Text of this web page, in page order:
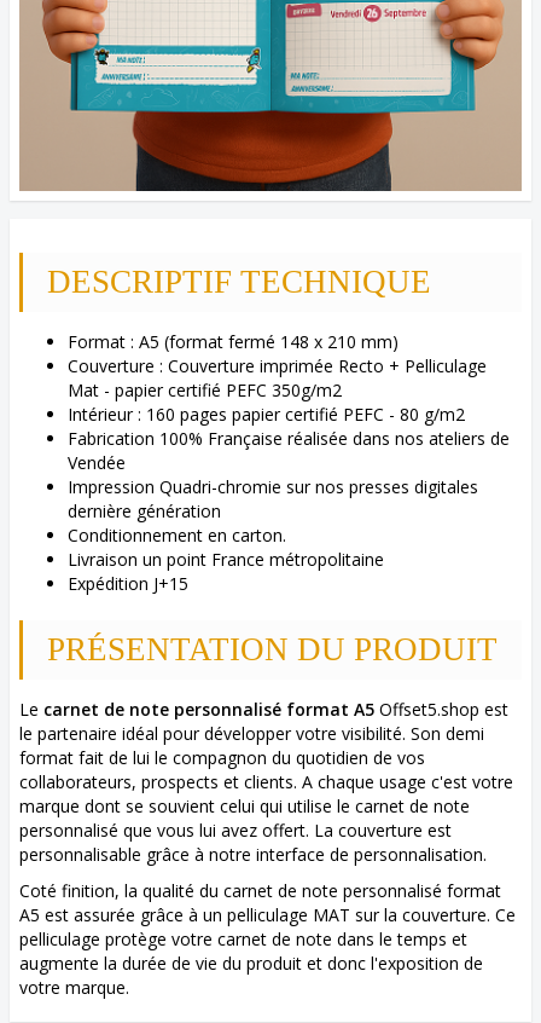
DESCRIPTIF TECHNIQUE
Format : A5 (format fermé 148 x 210 mm)
Couverture : Couverture imprimée Recto + Pelliculage
Mat - papier certifié PEFC 350g/m2
Intérieur : 160 pages papier certifié PEFC - 80 g/m2
Fabrication 100% Française réalisée dans nos ateliers de
Vendée
Impression Quadri-chromie sur nos presses digitales
dernière génération
Conditionnement en carton.
Livraison un point France métropolitaine
Expédition J+15
PRÉSENTATION DU PRODUIT
Le carnet de note personnalisé format A5 Offset5.shop est
le partenaire idéal pour développer votre visibilité. Son demi
format fait de lui le compagnon du quotidien de vos
collaborateurs, prospects et clients. A chaque usage c'est votre
marque dont se souvient celui qui utilise le carnet de note
personnalisé que vous lui avez offert. La couverture est
personnalisable grâce à notre interface de personnalisation.
Coté finition, la qualité du carnet de note personnalisé format
A5 est assurée grâce à un pelliculage MAT sur la couverture. Ce
pelliculage protège votre carnet de note dans le temps et
augmente la durée de vie du produit et donc l'exposition de
votre marque.